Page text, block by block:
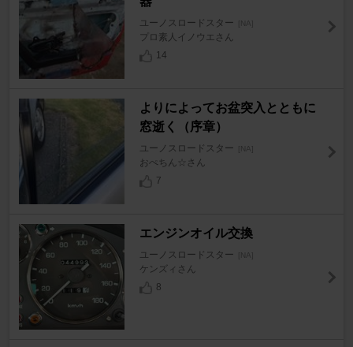
ユーノスロードスター [NA]
プロ素人イノウエさん
14
よりによってお盆突入とともに
窓逝く（序章）
ユーノスロードスター [NA]
おぺちん☆さん
7
エンジンオイル交換
ユーノスロードスター [NA]
ケンズィさん
8